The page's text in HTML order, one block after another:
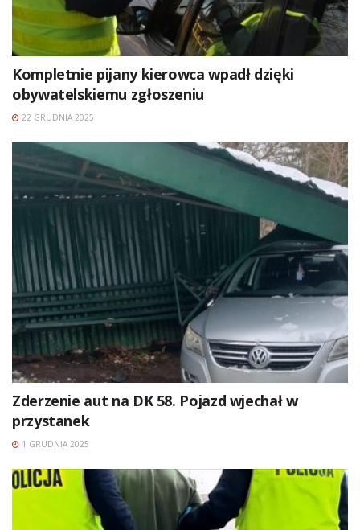
Kompletnie pijany kierowca wpadł dzięki
obywatelskiemu zgłoszeniu
22 GRUDNIA 2025
Zderzenie aut na DK 58. Pojazd wjechał w
przystanek
1 GRUDNIA 2025